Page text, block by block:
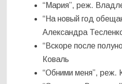
“Мария”, реж.
“На новый год
Александра
“Вскоре после
Коваль
“Обними меня”, реж.